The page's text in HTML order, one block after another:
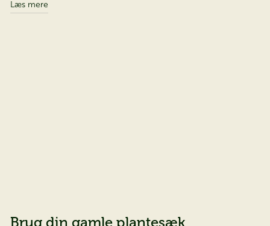
Læs mere
Brug din gamle plantesæk